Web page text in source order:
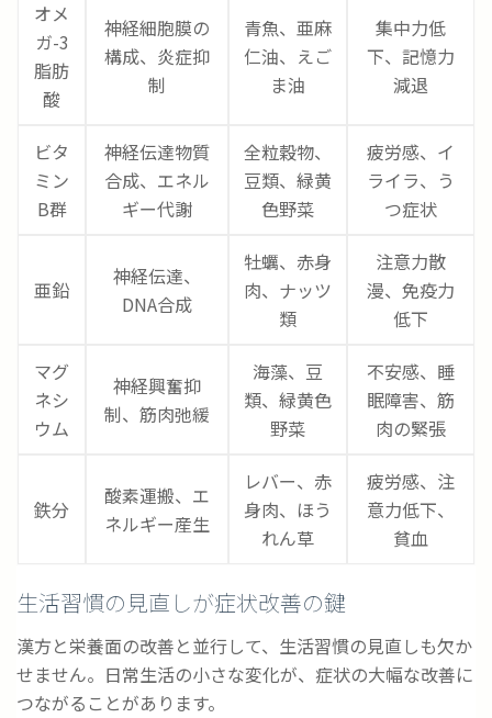
オメ
ガ-3
脂肪
酸
神経細胞膜の
構成、炎症抑
制
青魚、亜麻
仁油、えご
ま油
集中力低
下、記憶力
減退
ビタ
ミン
B群
神経伝達物質
合成、エネル
ギー代謝
全粒穀物、
豆類、緑黄
色野菜
疲労感、イ
ライラ、う
つ症状
亜鉛
神経伝達、
DNA合成
牡蠣、赤身
肉、ナッツ
類
注意力散
漫、免疫力
低下
マグ
ネシ
ウム
神経興奮抑
制、筋肉弛緩
海藻、豆
類、緑黄色
野菜
不安感、睡
眠障害、筋
肉の緊張
鉄分
酸素運搬、エ
ネルギー産生
レバー、赤
身肉、ほう
れん草
疲労感、注
意力低下、
貧血
生活習慣の見直しが症状改善の鍵
漢方と栄養面の改善と並行して、生活習慣の見直しも欠か
せません。日常生活の小さな変化が、症状の大幅な改善に
つながることがあります。